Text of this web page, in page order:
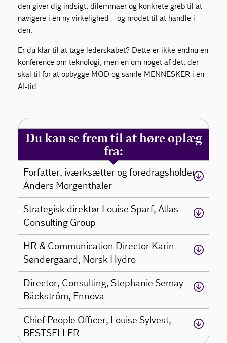
den giver dig indsigt, dilemmaer og konkrete greb til at
navigere i en ny virkelighed – og modet til at handle i
den.
Er du klar til at tage lederskabet? Dette er ikke endnu en
konference om teknologi, men en om noget af det, der
skal til for at opbygge MOD og samle MENNESKER i en
AI-tid.
Du kan se frem til at høre oplæg
fra:
Forfatter, iværksætter og foredragsholder
Anders Morgenthaler
Strategisk direktør Louise Sparf, Atlas
Consulting Group
HR & Communication Director Karin
Søndergaard, Norsk Hydro
Director, Consulting, Stephanie Semay
Bäckström, Ennova
Chief People Officer, Louise Sylvest,
BESTSELLER